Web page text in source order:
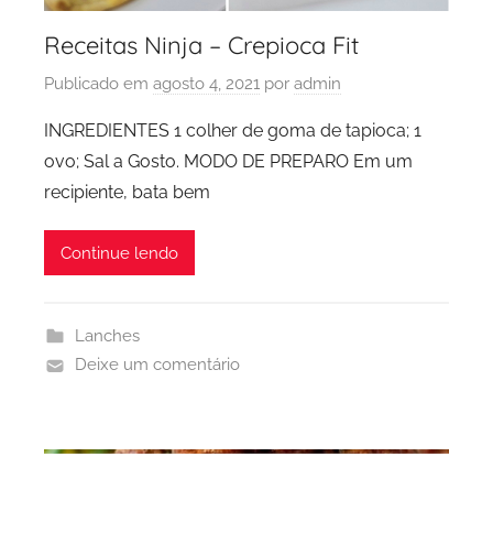
Receitas Ninja – Crepioca Fit
Publicado em agosto 4, 2021 por admin
INGREDIENTES 1 colher de goma de tapioca; 1
ovo; Sal a Gosto. MODO DE PREPARO Em um
recipiente, bata bem
Continue lendo
Lanches
Deixe um comentário